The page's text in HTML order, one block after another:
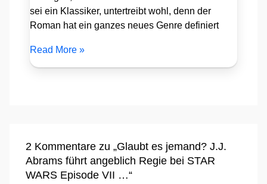
sei ein Klassiker, untertreibt wohl, denn der
Roman hat ein ganzes neues Genre definiert
Read More »
2 Kommentare zu „Glaubt es jemand? J.J.
Abrams führt angeblich Regie bei STAR
WARS Episode VII …“